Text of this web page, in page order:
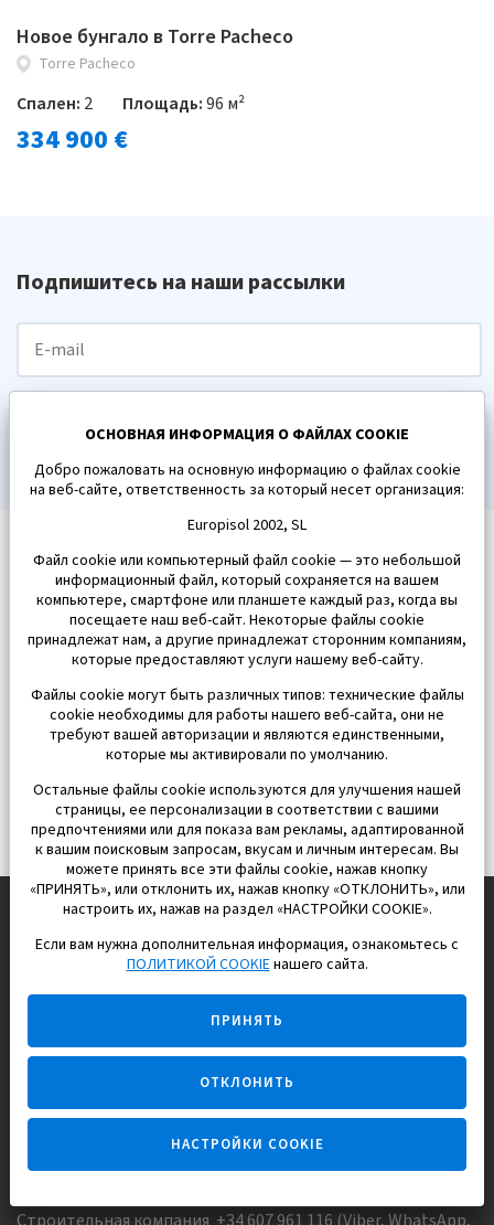
Новое бунгало в Torre Pacheco
Torre Pacheco
Спален: 2 Площадь:96 м²
334 900 €
Подпишитесь на наши рассылки
ПОДПИСАТЬСЯ
EUROPISOL 2002 S.L.
Строим и продаем дома
для счастливой жизни в Испании
Задайте вопрос
ОСНОВНАЯ ИНФОРМАЦИЯ О ФАЙЛАХ COOKIE
Добро пожаловать на основную информацию о файлах cookie
на веб-сайте, ответственность за который несет организация:
Europisol 2002, SL
Файл cookie или компьютерный файл cookie — это небольшой
информационный файл, который сохраняется на вашем
компьютере, смартфоне или планшете каждый раз, когда вы
посещаете наш веб-сайт. Некоторые файлы cookie
принадлежат нам, а другие принадлежат сторонним компаниям,
которые предоставляют услуги нашему веб-сайту.
Файлы cookie могут быть различных типов: технические файлы
cookie необходимы для работы нашего веб-сайта, они не
требуют вашей авторизации и являются единственными,
которые мы активировали по умолчанию.
Остальные файлы cookie используются для улучшения нашей
страницы, ее персонализации в соответствии с вашими
предпочтениями или для показа вам рекламы, адаптированной
к вашим поисковым запросам, вкусам и личным интересам. Вы
можете принять все эти файлы cookie, нажав кнопку
«ПРИНЯТЬ», или отклонить их, нажав кнопку «ОТКЛОНИТЬ», или
настроить их, нажав на раздел «НАСТРОЙКИ COOKIE».
Если вам нужна дополнительная информация, ознакомьтесь с
ПОЛИТИКОЙ COOKIEнашего сайта.
ПРИНЯТЬ
ОТКЛОНИТЬ
НАСТРОЙКИ COOKIE